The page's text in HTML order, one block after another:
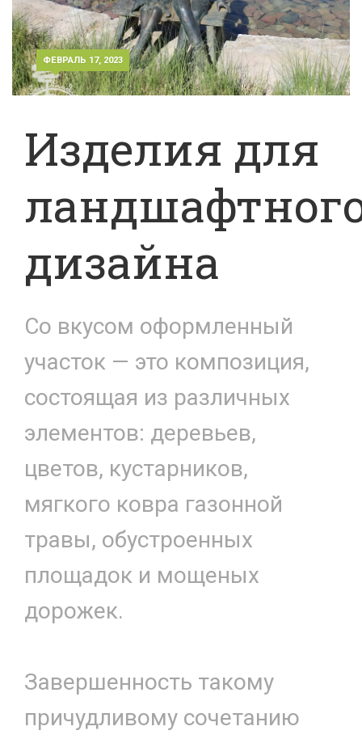
ФЕВРАЛЬ 17, 2023
Изделия для
дизайна
Со вкусом оформленный
участок — это композиция,
состоящая из различных
элементов: деревьев,
цветов, кустарников,
мягкого ковра газонной
травы, обустроенных
площадок и мощеных
дорожек.
Завершенность такому
причудливому сочетанию